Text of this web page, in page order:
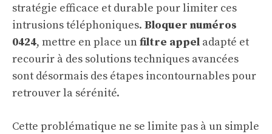
stratégie efficace et durable pour limiter ces
intrusions téléphoniques. Bloquer numéros
0424, mettre en place unfiltre appel adapté et
recourir à des solutions techniques avancées
sont désormais des étapes incontournables pour
retrouver la sérénité.
Cette problématique ne se limite pas à un simple